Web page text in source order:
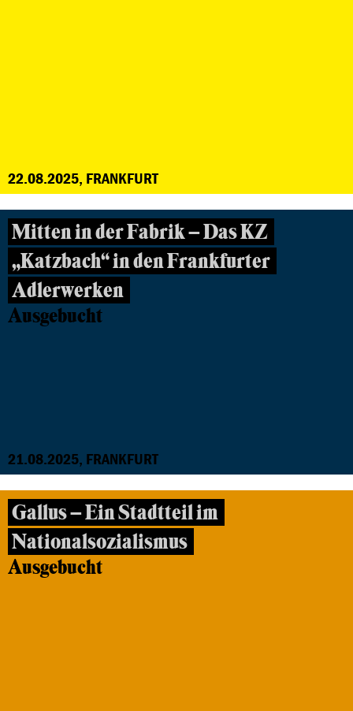
22.08.2025, FRANKFURT
Mitten in der Fabrik – Das KZ
„Katzbach“ in den Frankfurter
Adlerwerken
Ausgebucht
21.08.2025, FRANKFURT
Gallus – Ein Stadtteil im
Nationalsozialismus
Ausgebucht